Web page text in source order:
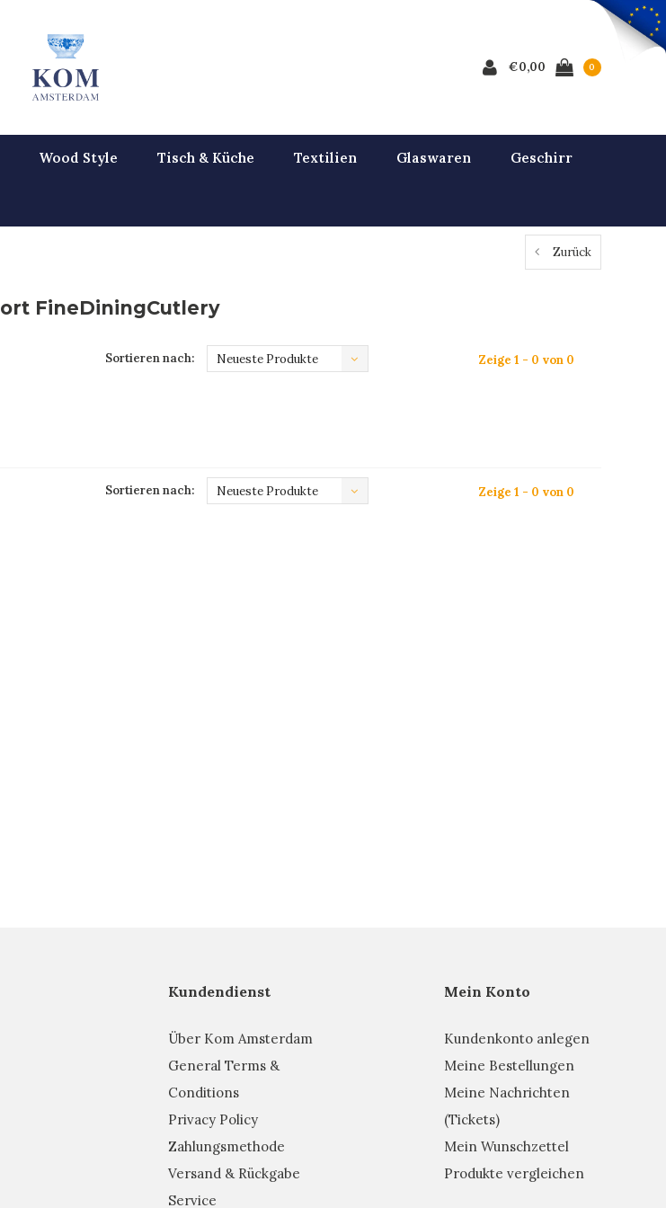
€0,00 0
Wood Style Tisch & Küche Textilien Glaswaren Geschirr
Zurück
FineDiningCutlery
Sortieren nach: Neueste Produkte Zeige 1 - 0 von 0
Sortieren nach: Neueste Produkte Zeige 1 - 0 von 0
Kundendienst
Über Kom Amsterdam
General Terms &
Conditions
Privacy Policy
Zahlungsmethode
Versand & Rückgabe
Service
Mein Konto
Kundenkonto anlegen
Meine Bestellungen
Meine Nachrichten
(Tickets)
Mein Wunschzettel
Produkte vergleichen